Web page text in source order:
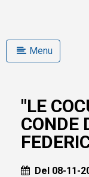
Menu
"LE
CONDE
Del 08-11-